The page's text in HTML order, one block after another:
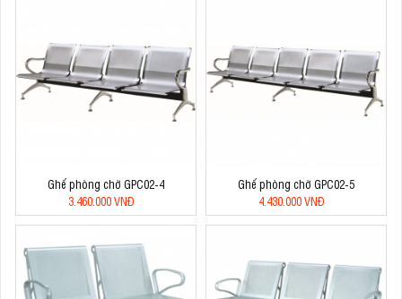
Ghế phòng chờ GPC02-4
3.460.000 VNĐ
Ghế phòng chờ GPC02-5
4.430.000 VNĐ